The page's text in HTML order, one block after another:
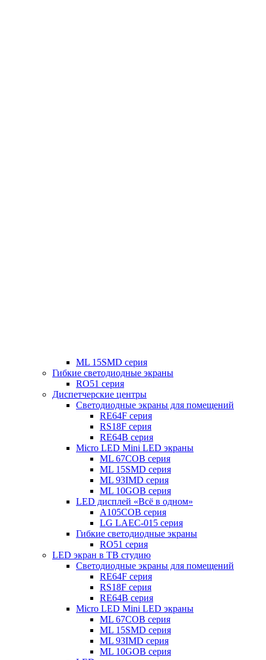
ML 15SMD серия
Гибкие светодиодные экраны
RO51 серия
Диспетчерские центры
Светодиодные экраны для помещений
RE64F серия
RS18F серия
RE64B серия
Micro LED Mini LED экраны
ML 67COB серия
ML 15SMD серия
ML 93IMD серия
ML 10GOB серия
LED дисплей «Всё в одном»
A105COB серия
LG LAEC-015 серия
Гибкие светодиодные экраны
RO51 серия
LED экран в ТВ студию
Светодиодные экраны для помещений
RE64F серия
RS18F серия
RE64B серия
Micro LED Mini LED экраны
ML 67COB серия
ML 15SMD серия
ML 93IMD серия
ML 10GOB серия